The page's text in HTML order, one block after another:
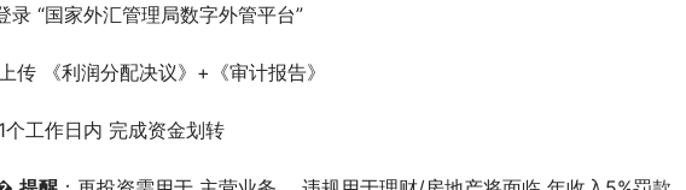
录 “国家外汇管理局数字外管平台”
传 《利润分配决议》+《审计报告》
个工作日内 完成资金划转